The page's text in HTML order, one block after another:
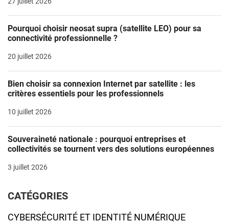
Pourquoi choisir neosat supra (satellite LEO) pour sa
connectivité professionnelle ?
20 juillet 2026
Bien choisir sa connexion Internet par satellite : les
critères essentiels pour les professionnels
10 juillet 2026
Souveraineté nationale : pourquoi entreprises et
collectivités se tournent vers des solutions européennes
3 juillet 2026
CATÉGORIES
CYBERSÉCURITÉ ET IDENTITÉ NUMÉRIQUE